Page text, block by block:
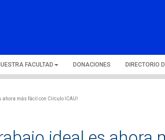
FACULTAD DONACIONES DIRECTORIO
ahora más fácil con Círculo ICAU!